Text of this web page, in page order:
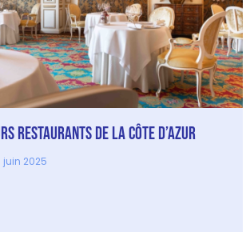
Restaurants de la Côte d’Azur
juin 2025